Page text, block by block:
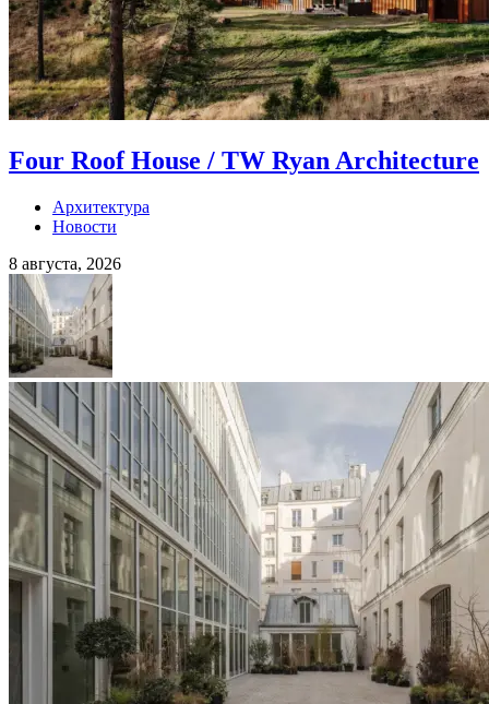
Four Roof House / TW Ryan Architecture
Архитектура
Новости
8 августа, 2026